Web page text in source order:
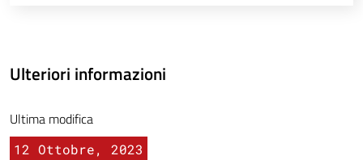
Ulteriori informazioni
Ultima modifica
12 Ottobre, 2023